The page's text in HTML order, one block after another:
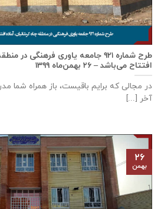
طرح شماره ۹۲۱ جامعه ياوری فرهنگی
افتتاح می‌باشد – ۲۶ بهمن‌ماه ۱۳۹۹
در مجالی که برایم باقیست، باز همراه شما
آخر [...]
۲۶
بهمن